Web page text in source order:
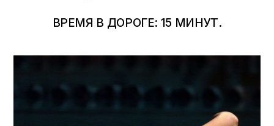
ВРЕМЯ В ДОРОГЕ: 15 МИНУТ.